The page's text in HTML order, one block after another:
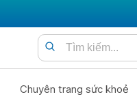
Chuyên trang sức khoẻ